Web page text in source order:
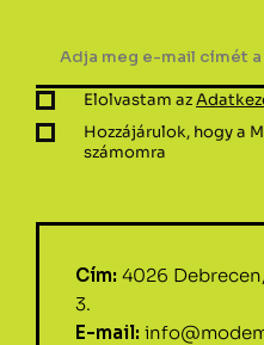
Elolvastam az
Hozzájárulok, hogy a
számomra
Cím: 4026
3.
E-mail: